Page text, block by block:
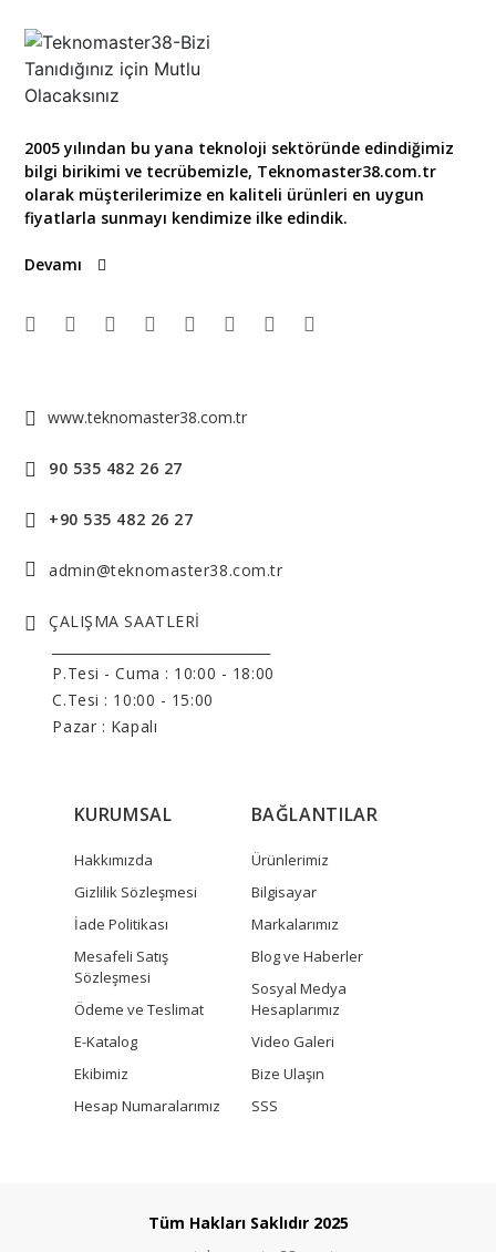
2005 yılından bu yana teknoloji sektöründe edindiğimiz
bilgi birikimi ve tecrübemizle, Teknomaster38.com.tr
olarak müşterilerimize en kaliteli ürünleri en uygun
fiyatlarla sunmayı kendimize ilke edindik.
Devamı
www.teknomaster38.com.tr
90 535 482 26 27
+90 535 482 26 27
admin@teknomaster38.com.tr
ÇALIŞMA SAATLERİ
P.Tesi - Cuma : 10:00 - 18:00
C.Tesi : 10:00 - 15:00
Pazar : Kapalı
KURUMSAL
Hakkımızda
Gizlilik Sözleşmesi
İade Politikası
Mesafeli Satış
Sözleşmesi
Ödeme ve Teslimat
E-Katalog
Ekibimiz
Hesap Numaralarımız
BAĞLANTILAR
Ürünlerimiz
Bilgisayar
Markalarımız
Blog ve Haberler
Sosyal Medya
Hesaplarımız
Video Galeri
Bize Ulaşın
SSS
Tüm Hakları Saklıdır 2025